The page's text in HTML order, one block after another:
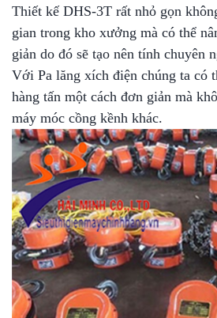
Thiết kế DHS-3T rất nhỏ gọn
gian trong kho xưởng mà có thể
giản do đó sẽ tạo nên tính chuyên
Với Pa lăng xích điện chúng ta có
hàng tấn một cách đơn giản mà
máy móc cồng kềnh khác.